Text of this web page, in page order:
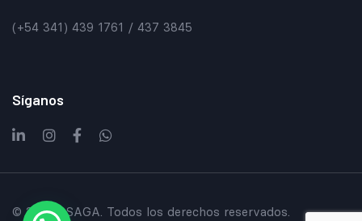
(+54 341) 439 1761 / 437 3845
Síganos
© 2024 ASAGA. Todos los derechos reservados.